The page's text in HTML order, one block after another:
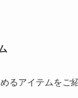
るアイテムをご